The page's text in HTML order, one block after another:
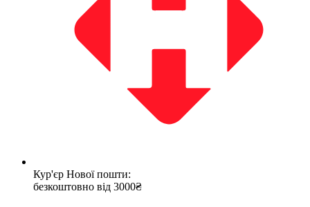
Кур'єр Нової пошти:
безкоштовно від 3000₴